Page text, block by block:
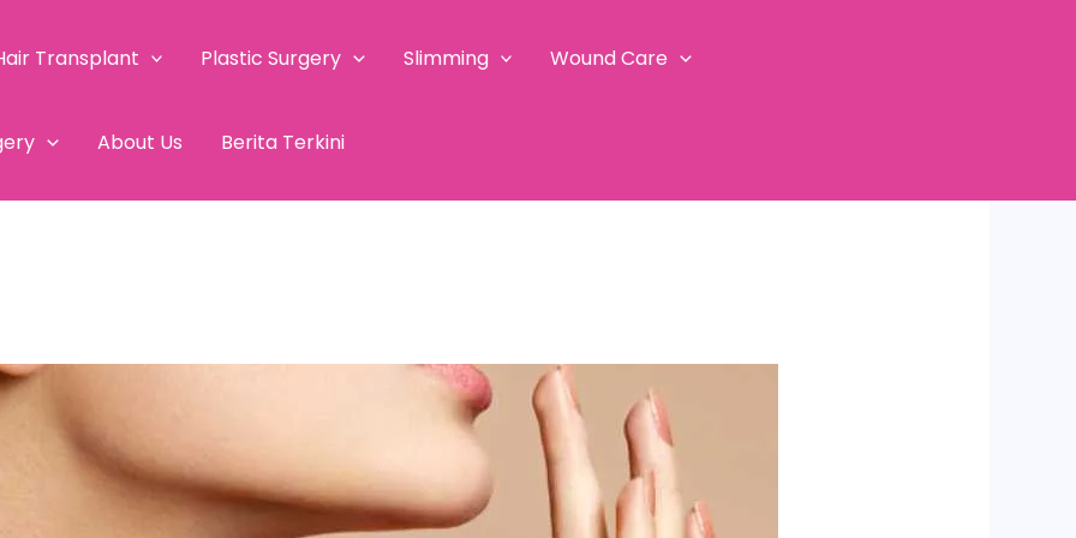
Transplant Plastic Surgery Slimming Wound Care
About Us Berita Terkini